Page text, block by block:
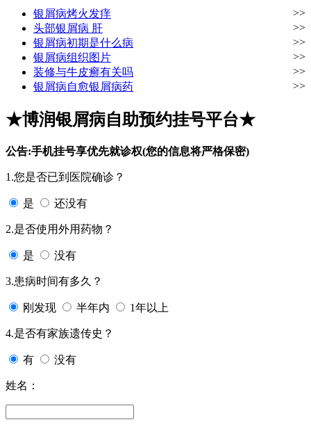
银屑病烤火发痒
>>
头部银屑病 肝
>>
银屑病初期是什么病
>>
银屑病组织图片
>>
装修与牛皮癣有关吗
>>
银屑病自愈银屑病药
>>
★博润银屑病自助预约挂号平台★
公告:手机挂号享优先就诊权(您的信息将严格保密)
1.您是否已到医院确诊？
是 还没有
2.是否使用外用药物？
是 没有
3.患病时间有多久？
刚发现 半年内 1年以上
4.是否有家族遗传史？
有 没有
姓名：